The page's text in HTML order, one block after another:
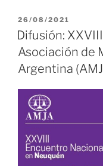
PUBLICADO
EL
26/08/2021
Difusión:
Asociación de
Argentina